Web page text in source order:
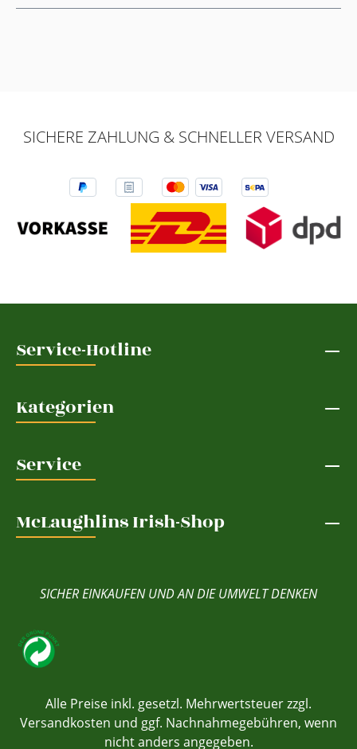
SICHERE ZAHLUNG & SCHNELLER VERSAND
Service-Hotline
Kategorien
Service
McLaughlins Irish-Shop
SICHER EINKAUFEN UND AN DIE UMWELT DENKEN
Alle Preise inkl. gesetzl. Mehrwertsteuer zzgl.
Versandkosten und ggf. Nachnahmegebühren, wenn
nicht anders angegeben.